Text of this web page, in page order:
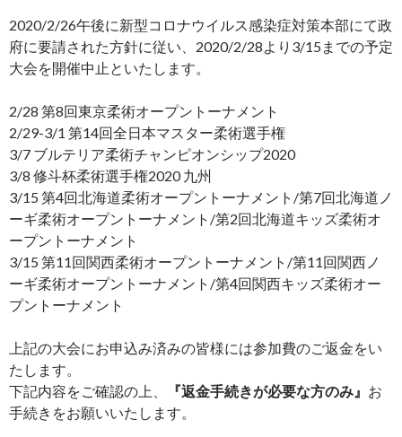
2020/2/26午後に新型コロナウイルス感染症対策本部にて政
府に要請された方針に従い、2020/2/28より3/15までの予定
大会を開催中止といたします。
2/28 第8回東京柔術オープントーナメント
2/29-3/1 第14回全日本マスター柔術選手権
3/7 ブルテリア柔術チャンピオンシップ2020
3/8 修斗杯柔術選手権2020 九州
3/15 第4回北海道柔術オープントーナメント/第7回北海道ノ
ーギ柔術オープントーナメント/第2回北海道キッズ柔術オ
ープントーナメント
3/15 第11回関西柔術オープントーナメント/第11回関西ノ
ーギ柔術オープントーナメント/第4回関西キッズ柔術オー
プントーナメント
上記の大会にお申込み済みの皆様には参加費のご返金をい
たします。
下記内容をご確認の上、
『返金手続きが必要な方のみ』 お
手続きをお願いいたします。